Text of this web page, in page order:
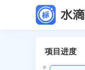
项目进度